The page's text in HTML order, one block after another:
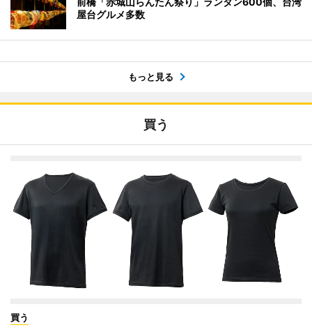
屋台グルメ多数
もっと見る
買う
買う